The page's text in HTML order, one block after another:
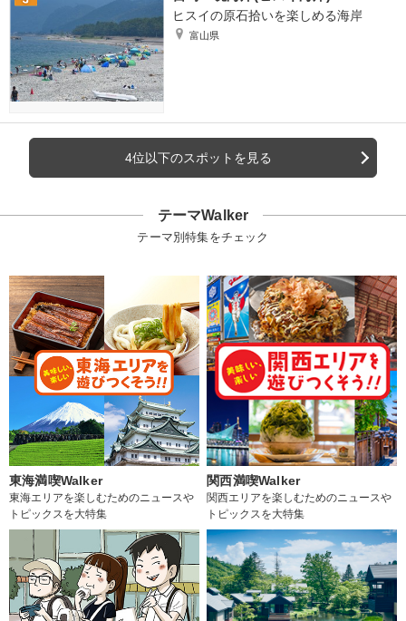
ヒスイの原石拾いを楽しめる海岸
富山県
4位以下のスポットを見る
テーマWalker
テーマ別特集をチェック
東海満喫Walker
東海エリアを楽しむためのニュースや
トピックスを大特集
関西満喫Walker
関西エリアを楽しむためのニュースや
トピックスを大特集